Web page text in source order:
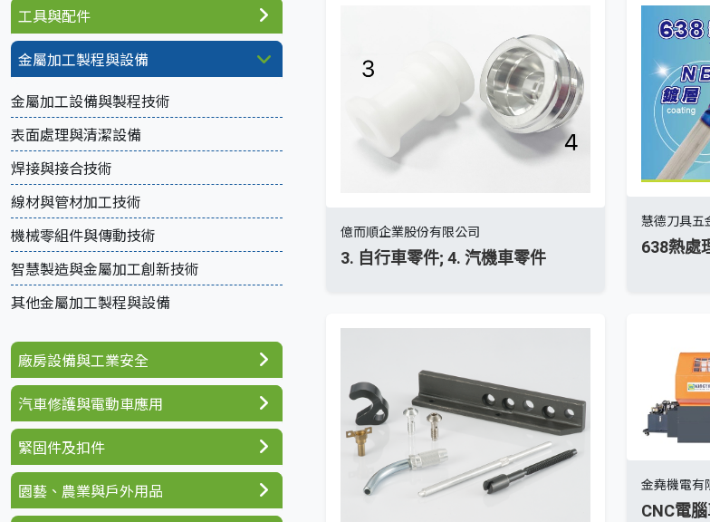
億而順企業股份有限公司
3. 自行車零件; 4. 汽機車零件
慧德刀具五
638熱處
金堯機電有
CNC電
工具與配件
金屬加工製程與設備
金屬加工設備與製程技術
表面處理與清潔設備
焊接與接合技術
線材與管材加工技術
機械零組件與傳動技術
智慧製造與金屬加工創新技術
其他金屬加工製程與設備
廠房設備與工業安全
汽車修護與電動車應用
緊固件及扣件
園藝、農業與戶外用品